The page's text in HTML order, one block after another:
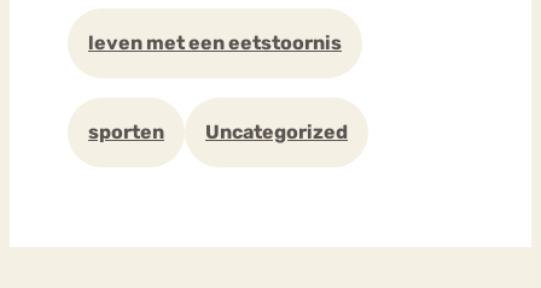
leven met een eetstoornis
sporten Uncategorized